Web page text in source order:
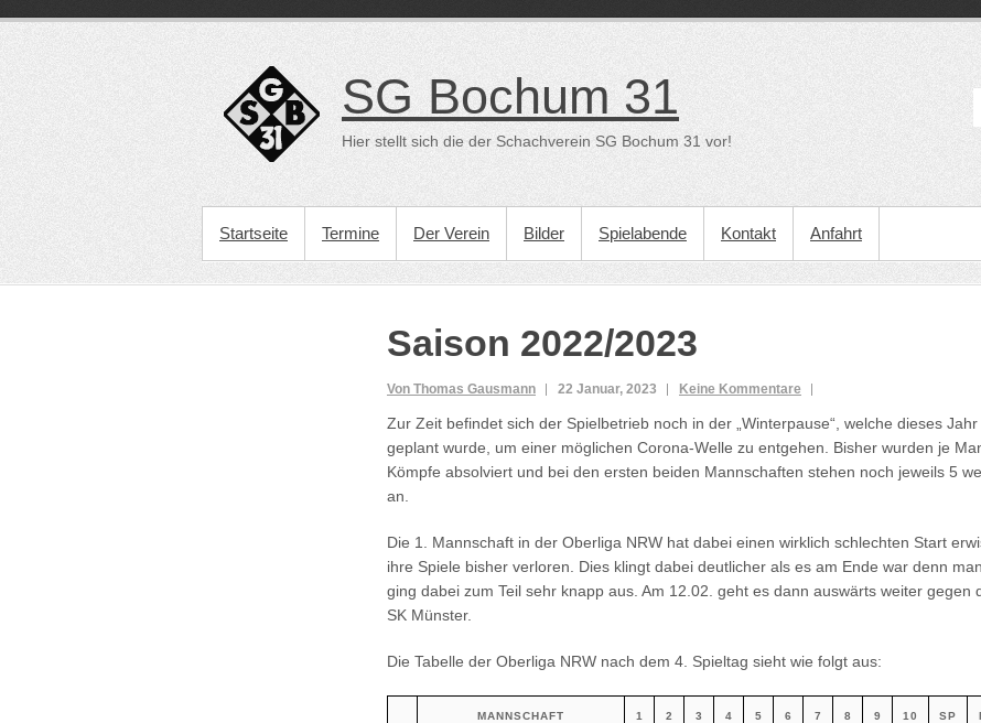
SG Bochum 31
Hier stellt sich die der Schachverein SG Bochum 31 vor!
PRIMÄRES MENÜ
Startseite Termine Der Verein Bilder Spielabende Kontakt Anfahrt
Saison 2022/2023
Von Thomas Gausmann 22 Januar, 2023 Keine Kommentare
Zur Zeit befindet sich der Spielbetrieb noch in der „Winterpause“, welche dieses
geplant wurde, um einer möglichen Corona-Welle zu entgehen. Bisher wurden je
Kömpfe absolviert und bei den ersten beiden Mannschaften stehen noch jeweils 5
an.
Die 1. Mannschaft in der Oberliga NRW hat dabei einen wirklich schlechten Start
ihre Spiele bisher verloren. Dies klingt dabei deutlicher als es am Ende war denn
ging dabei zum Teil sehr knapp aus. Am 12.02. geht es dann auswärts weiter gegen
SK Münster.
Die Tabelle der Oberliga NRW nach dem 4. Spieltag sieht wie folgt aus:
MANNSCHAFT 1 2 3 4 5 6 7 8 9 10 SP